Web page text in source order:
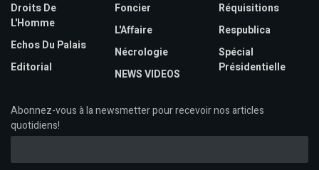
Droits De
L'Homme
Echos Du Palais
Editorial
Foncier
L'Affaire
Nécrologie
NEWS VIDEOS
Réquisitions
Respublica
Spécial
Présidentielle
Abonnez-vous à la newsmetter pour recevoir nos articles
quotidiens!